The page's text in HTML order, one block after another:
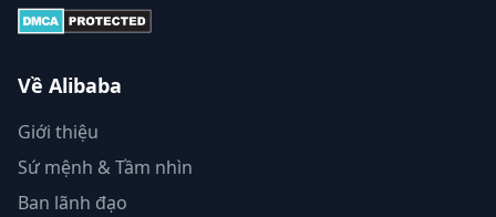
Về Alibaba
Giới thiệu
Sứ mệnh & Tầm nhìn
Ban lãnh đạo